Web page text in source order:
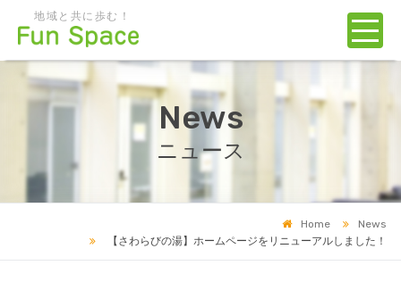
地域と共に歩む！
News
ニュース
Home
News
【さわらびの湯】ホームページをリニューアルしました！